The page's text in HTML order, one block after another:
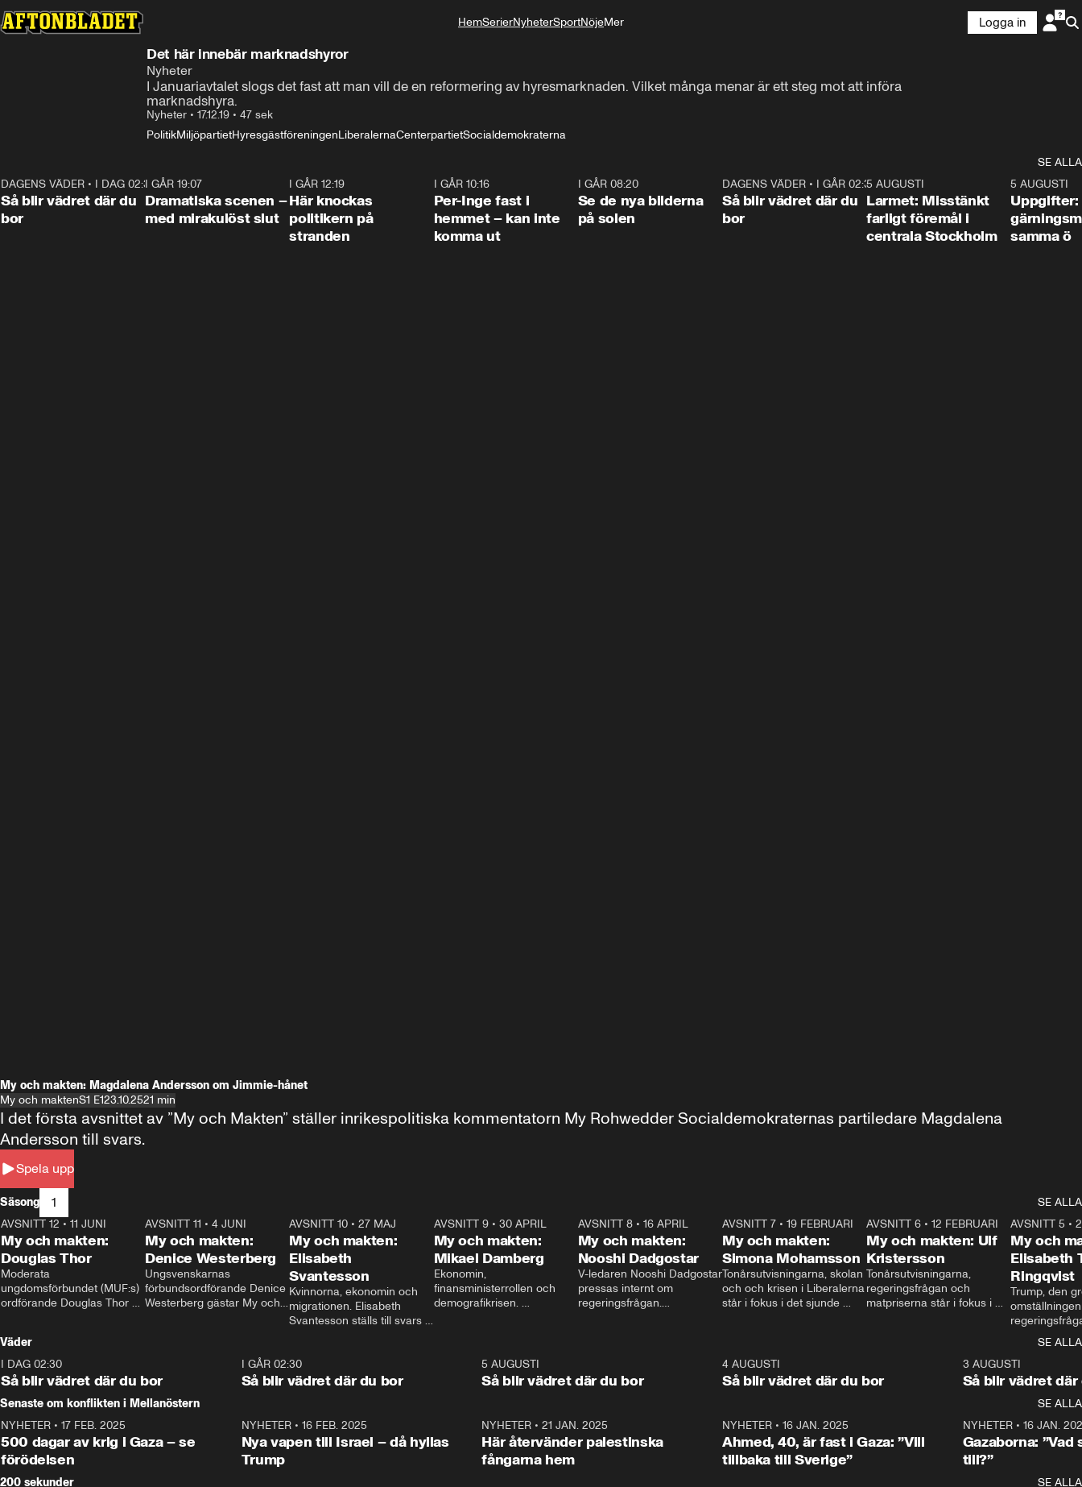
HemSerierNyheterSportNöjeMer
Logga in
Det här innebär marknadshyror
Nyheter
I Januariavtalet slogs det fast att man vill de en reformering av hyresmarknaden. Vilket många menar är ett steg mot att införa
marknadshyra.
Nyheter • 17.12.19 • 47 sek
PolitikMiljöpartietHyresgästföreningenLiberalernaCenterpartietSocialdemokraterna
SE ALLA
1:06
DAGENS VÄDER • I DAG 02:30
Så blir vädret där du
bor
I GÅR 19:07
Dramatiska scenen –
med mirakulöst slut
I GÅR 12:19
Här knockas
politikern på
stranden
I GÅR 10:16
Per-Inge fast i
hemmet – kan inte
komma ut
I GÅR 08:20
Se de nya bilderna
på solen
1:06
DAGENS VÄDER• I GÅR 02:30
Så blir vädret där du
bor
0:35
5 AUGUSTI
Larmet: Misstänkt
farligt föremål i
centrala Stockholm
5 AUGUSTI
Uppgifter:
samma ö
My och makten: Magdalena Andersson om Jimmie-hånet
My och maktenS1 E123.10.2521 min
Spela upp
I det första avsnittet av ”My och Makten” ställer inrikespolitiska kommentatorn My Rohwedder Socialdemokraternas partiledare Magdalena
Andersson till svars.
Säsong 1
SE ALLA
26:27
AVSNITT 12 • 11 JUNI
My och makten:
Douglas Thor
Moderata
ungdomsförbundet (MUF:s)
ordförande Douglas Thor
tonårsutvisningarna och hur
Moderaterna ska locka
väljare till valet i höst.
23:40
AVSNITT 11 •4 JUNI
My och makten:
Denice Westerberg
Ungsvenskarnas
förbundsordförande Denice
Westerberg gästar My och
AVSNITT 10 •27 MAJ
My och makten:
Elisabeth
Svantesson
Kvinnorna, ekonomin och
migrationen. Elisabeth
Svantesson ställs till svars
AVSNITT 9• 30 APRIL
My och makten:
Mikael Damberg
Ekonomin,
finansministerrollen och
demografikrisen.
och Makten.
AVSNITT 8• 16 APRIL
My och makten:
Nooshi Dadgostar
V-ledaren Nooshi Dadgostar
pressas internt om
regeringsfrågan.
– Vi ställer upp i val. Ska vi
vara med så sitter vi förstås
24:30
AVSNITT 7• 19 FEBRUARI
My och makten:
Simona Mohamsson
Tonårsutvisningarna, skolan
och och krisen i Liberalerna
står i fokus i det sjunde
kommentator My
Rohwedder ställer
utbildnings- och
Mohamsson till svars.
27:30
AVSNITT 6 •12 FEBRUARI
My och makten: Ulf
Kristersson
Tonårsutvisningarna,
regeringsfrågan och
matpriserna står i fokus i
Rohwedder ställer
statsminister Ulf Kristersson
AVSNITT 5 •
My och
Elisabeth
Ringqvist
Trump, den
centrum i
avsnittet av
Makten”. Se
Aftonbladets
Rohwedder
Thand Ring
Väder
SE ALLA
I DAG 02:30
Så blir vädret där du bor
1:06
I GÅR 02:30
Så blir vädret där du bor
5 AUGUSTI
Så blir vädret där du bor
4 AUGUSTI
Så blir vädret där du bor
3 AUGUSTI
Så blir vädret där
Senaste om konflikten i Mellanöstern
SE ALLA
NYHETER • 17 FEB. 2025
500 dagar av krig i Gaza – se
förödelsen
NYHETER• 16 FEB. 2025
Nya vapen till Israel – då hyllas
Trump
NYHETER •21 JAN. 2025
Här återvänder palestinska
fångarna hem
NYHETER• 16 JAN. 2025
Ahmed, 40, är fast i Gaza: ”Vill
tillbaka till Sverige”
NYHETER• 16 JAN.
Gazaborna:
till?”
200 sekunder
SE ALLA